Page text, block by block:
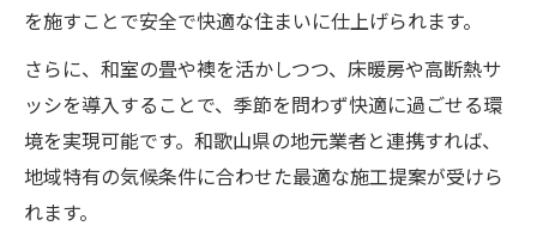
を施すことで安全で快適な住まいに仕上げられます。
さらに、和室の畳や襖を活かしつつ、床暖房や高断熱サ
ッシを導入することで、季節を問わず快適に過ごせる環
境を実現可能です。和歌山県の地元業者と連携すれば、
地域特有の気候条件に合わせた最適な施工提案が受けら
れます。